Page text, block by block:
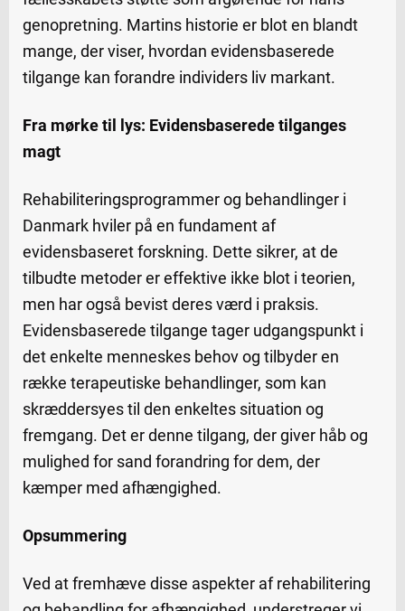
genopretning. Martins historie er blot en blandt
mange, der viser, hvordan evidensbaserede
tilgange kan forandre individers liv markant.
Fra mørke til lys: Evidensbaserede tilganges
magt
Rehabiliteringsprogrammer og behandlinger i
Danmark hviler på en fundament af
evidensbaseret forskning. Dette sikrer, at de
tilbudte metoder er effektive ikke blot i teorien,
men har også bevist deres værd i praksis.
Evidensbaserede tilgange tager udgangspunkt i
det enkelte menneskes behov og tilbyder en
række terapeutiske behandlinger, som kan
skræddersyes til den enkeltes situation og
fremgang. Det er denne tilgang, der giver håb og
mulighed for sand forandring for dem, der
kæmper med afhængighed.
Opsummering
Ved at fremhæve disse aspekter af rehabilitering